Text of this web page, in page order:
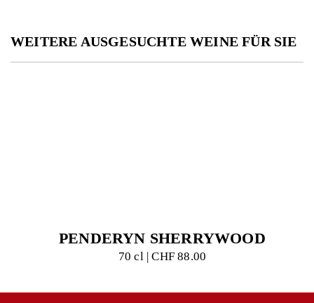
WEITERE AUSGESUCHTE WEINE FÜR SIE
PENDERYN SHERRYWOOD
70 cl | CHF 88.00